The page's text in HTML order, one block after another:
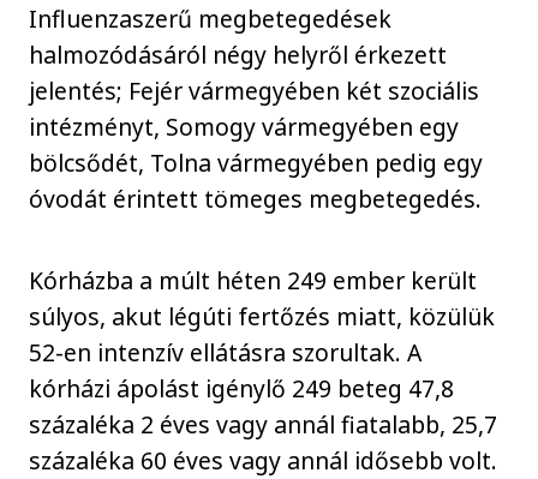
Influenzaszerű megbetegedések
halmozódásáról négy helyről érkezett
jelentés; Fejér vármegyében két szociális
intézményt, Somogy vármegyében egy
bölcsődét, Tolna vármegyében pedig egy
óvodát érintett tömeges megbetegedés.
Kórházba a múlt héten 249 ember került
súlyos, akut légúti fertőzés miatt, közülük
52-en intenzív ellátásra szorultak. A
kórházi ápolást igénylő 249 beteg 47,8
százaléka 2 éves vagy annál fiatalabb, 25,7
százaléka 60 éves vagy annál idősebb volt.